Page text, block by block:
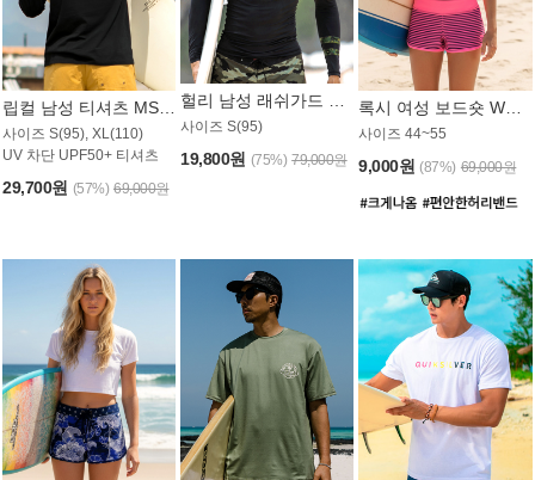
사이즈 S(95), XL(110)
UV 차단 UPF50+ 티셔츠
29,700원 (57%) 69,000원
사이즈 S(95)
19,800원 (75%) 79,000원
사이즈 44~55
9,000원 (87%) 69,000원